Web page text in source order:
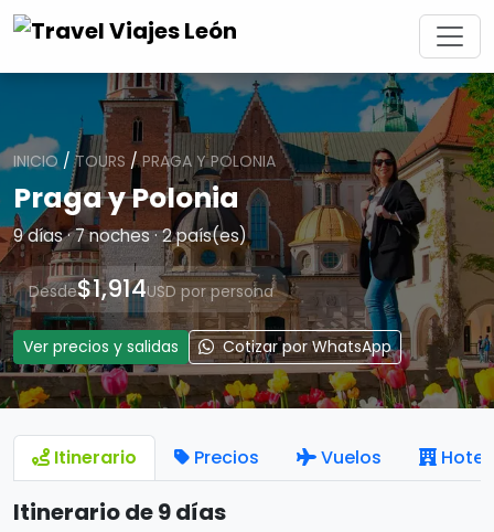
INICIO/TOURS /PRAGA Y POLONIA
Praga y Polonia
9 días · 7 noches · 2 país(es)
Desde$1,914USD por persona
Ver precios y salidas Cotizar por WhatsApp
Itinerario Precios Vuelos
Itinerario de 9 días